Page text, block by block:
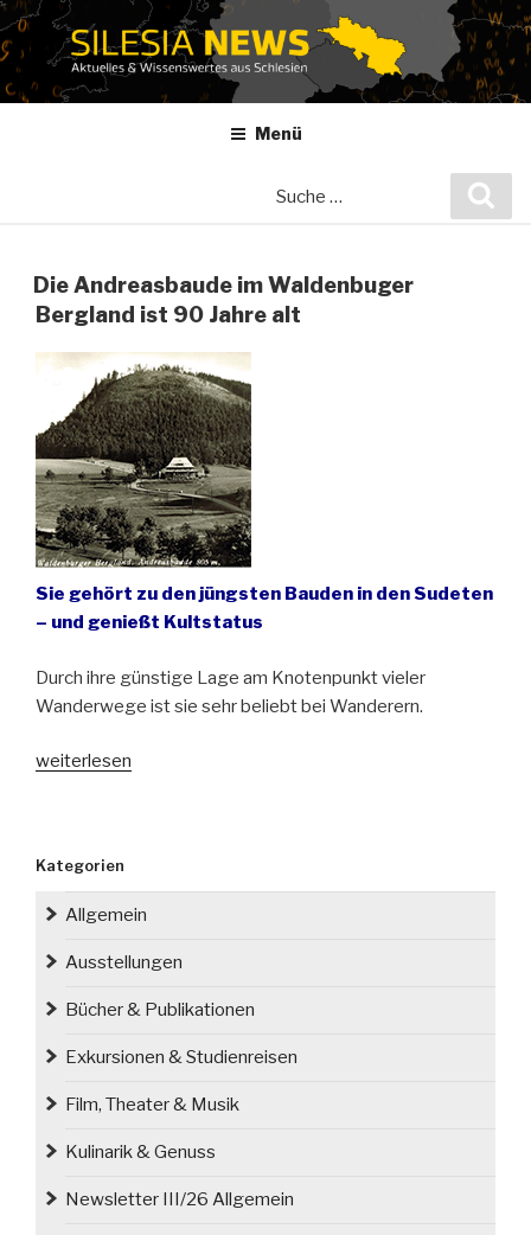
Zum
Inhalt
springen
Menü
Die Andreasbaude im Waldenbuger
Bergland ist 90 Jahre alt
Sie gehört zu den jüngsten Bauden in den Sudeten
– und genießt Kultstatus
Durch ihre günstige Lage am Knotenpunkt vieler
Wanderwege ist sie sehr beliebt bei Wanderern.
„Die
Bergland
ist
Jahre
weiterlesen
Kategorien
Allgemein
Ausstellungen
Bücher & Publikationen
Exkursionen & Studienreisen
Film, Theater & Musik
Kulinarik & Genuss
Newsletter III/26 Allgemein